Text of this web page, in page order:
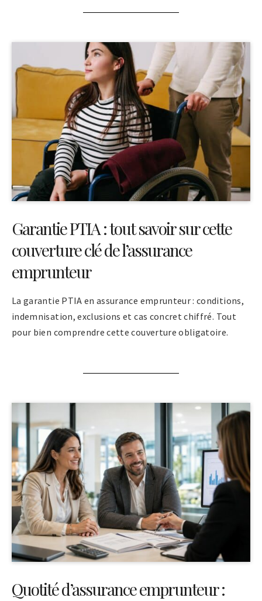
Garantie PTIA : tout savoir sur cette
couverture clé de l’assurance
emprunteur
La garantie PTIA en assurance emprunteur : conditions,
indemnisation, exclusions et cas concret chiffré. Tout
pour bien comprendre cette couverture obligatoire.
Quotité d’assurance emprunteur :